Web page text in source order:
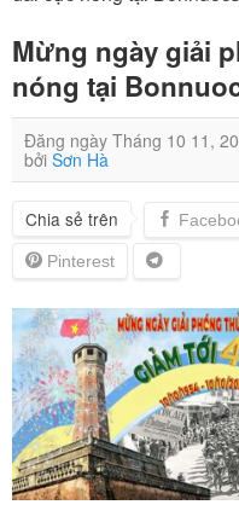
Mừng ngày giải
nóng tại
Đăng ngày Tháng 10 11,
bởi Sơn Hà
Chia sẻ trên